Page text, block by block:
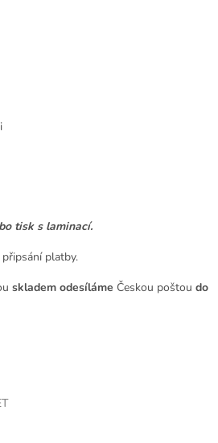
tisk s laminací.
připsání platby.
skladem odesíláme Českou poštou do